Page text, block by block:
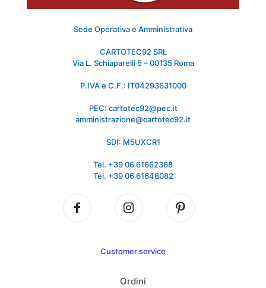
Sede Operativa e Amministrativa
CARTOTEC92 SRL
Via L. Schiaparelli 5 – 00135 Roma
P.IVA e C.F.: IT04293631000
PEC: cartotec92@pec.it
amministrazione@cartotec92.it
SDI: M5UXCR1
Tel. +39 06 61662368
Tel. +39 06 61648082
Customer service
Ordini